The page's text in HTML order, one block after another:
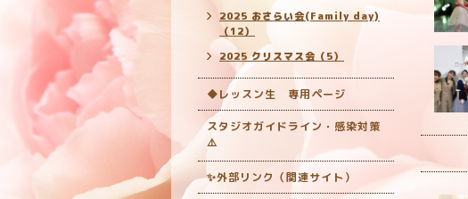
2025 おさらい会(Family day)
（12）
2025 クリスマス会（5）
◆レッスン生 専用ページ
スタジオガイドライン・感染対策
‎⚠️
✨外部リンク（関連サイト）